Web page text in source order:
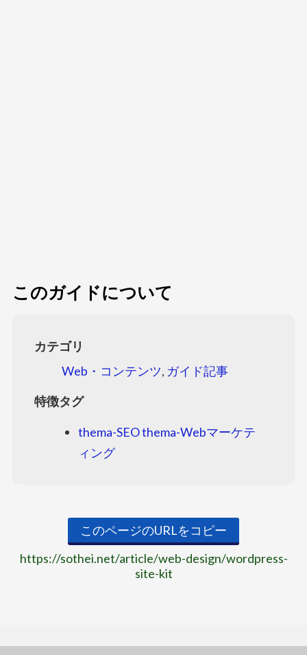
このガイドについて
カテゴリ
Web・コンテンツ, ガイド記事
特徴タグ
thema-SEOthema-Webマーケテ
ィング
このページのURLをコピー
https://sothei.net/article/web-design/wordpress-
site-kit